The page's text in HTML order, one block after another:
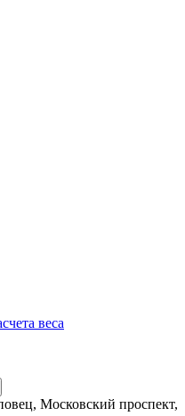
веса
Московский проспект,